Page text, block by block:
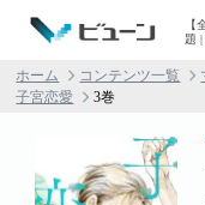
【
題
ホーム コンテンツ一覧
子宮恋愛
3巻